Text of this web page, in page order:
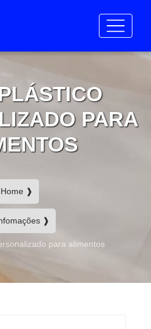
PARA
Home ❱
❱
para alimentos